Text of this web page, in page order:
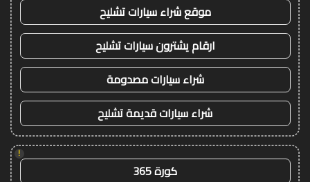
موقع شراء سيارات تشليح
ارقام يشترون سيارات تشليح
شراء سيارات مصدومة
شراء سيارات قديمة تشليح
!
كورة 365